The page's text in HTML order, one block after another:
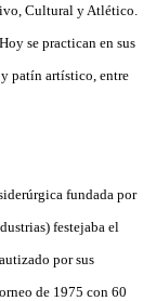
Cultural y Atlético.
se practican en sus
patín artístico, entre
fundada por
festejaba el
por sus
de 1975 con 60